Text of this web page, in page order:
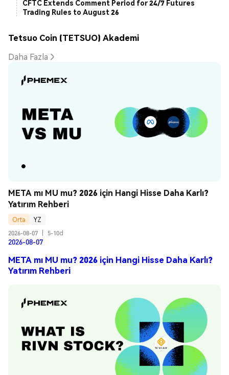
CFTC Extends Comment Period for 24/7 Futures
Trading Rules to August 26
Tetsuo Coin (TETSUO) Akademi
Daha Fazla
META mı MU mu? 2026 için Hangi Hisse Daha Karlı?
Yatırım Rehberi
Orta
YZ
2026-08-07
5-10d
2026-08-07
META mı MU mu? 2026 için Hangi Hisse Daha Karlı?
Yatırım Rehberi